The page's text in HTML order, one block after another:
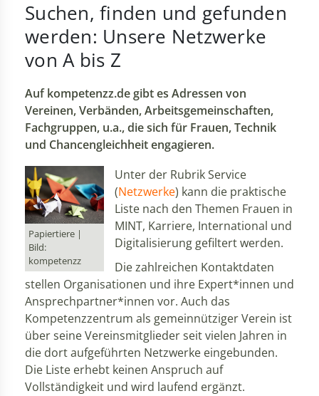
Suchen, finden und gefunden
werden: Unsere Netzwerke
von A bis Z
Auf kompetenzz.de gibt es Adressen von
Vereinen, Verbänden, Arbeitsgemeinschaften,
Fachgruppen, u.a., die sich für Frauen, Technik
und Chancengleichheit engagieren.
Papiertiere |
Bild:
kompetenzz
Unter der Rubrik Service
(Netzwerke) kann die praktische
Liste nach den Themen Frauen in
MINT, Karriere, International und
Digitalisierung gefiltert werden.
Die zahlreichen Kontaktdaten
stellen Organisationen und ihre Expert*innen und
Ansprechpartner*innen vor. Auch das
Kompetenzzentrum als gemeinnütziger Verein ist
über seine Vereinsmitglieder seit vielen Jahren in
die dort aufgeführten Netzwerke eingebunden.
Die Liste erhebt keinen Anspruch auf
Vollständigkeit und wird laufend ergänzt.